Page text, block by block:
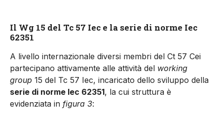
Il Wg 15 del Tc 57 Iec e la serie di norme Iec
62351
A livello internazionale diversi membri del Ct 57 Cei
partecipano attivamente alle attività del working
group 15 del Tc 57 Iec, incaricato dello sviluppo della
serie di norme Iec 62351, la cui struttura è
evidenziata in figura 3: